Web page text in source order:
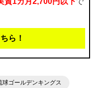
ら！
球ゴールデンキングス